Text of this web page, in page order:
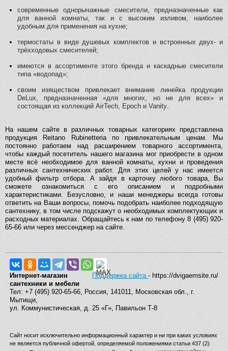
современные однорычажные смесители, предназначенные как
для ванной комнаты, так и с высоким изливом, наиболее
удобным для применения на кухне;
термостаты в виде душевых комплектов и встроенных двух- и
трёхходовых смесителей;
имеются в ассортименте этого бренда и каскадные смесители
типа «водопад»;
своим изяществом привлекает внимание линейка продукции
DeLux, предназначенная «для многих, но не для всех» и
состоящая из коллекций AirTech, Epoch и Vanity.
На нашем сайте в различных товарных категориях представлена
продукция Reitano Rubinetteria по привлекательным ценам. Мы
постоянно работаем над расширением товарного ассортимента,
чтобы каждый посетитель нашего магазина мог приобрести в одном
месте всё необходимое для ванной комнаты, кухни и проведения
различных сантехнических работ. Для этих целей у нас имеется
удобный фильтр отбора. А зайдя в карточку любого товара, Вы
сможете ознакомиться с его описанием и подробными
характеристиками. Безусловно, и наши менеджеры всегда готовы
ответить на Ваши вопросы, помочь подобрать наиболее подходящую
сантехнику, в том числе подскажут о необходимых комплектующих и
расходных материалах. Обращайтесь к нам по телефону 8 (495) 920-
65-66 или через мессенджер на сайте.
Поддержка сайта- https://dvigaemsite.ru/
Интернет-магазин
сантехники и мебели
Тел: +7 (495) 920-65-66, Россия, 141011, Московская обл., г.
Мытищи,
ул. Коммунистическая, д. 25 «Г», Павильон Т-8
Сайт носит исключительно информационный характер и ни при каких условиях
не является публичной офертой, определяемой положениями статьи 437 (2)